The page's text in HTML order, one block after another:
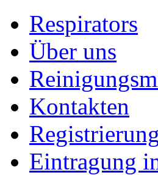
Respirators
Über uns
Kontakten
Registrierung
Eintragung